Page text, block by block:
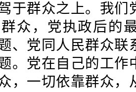
于群众之上。我们
众，党执政后的
、党同人民群众联
。党在自己的工作
，一切依靠群众，